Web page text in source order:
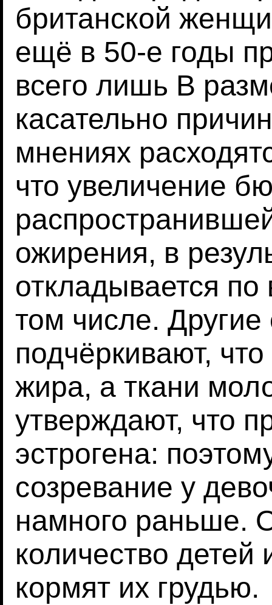
британской
ещё в 50-е годы
всего лишь В
касательно
мнениях
что увеличение
ожирения, в
откладывается по
том числе.
подчёркивают,
жира, а ткани
утверждают, что
эстрогена:
созревание у
намного раньше.
количество детей
кормят их грудью.